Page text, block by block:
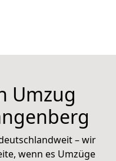
Umzug
– wir
wenn es Umzüge